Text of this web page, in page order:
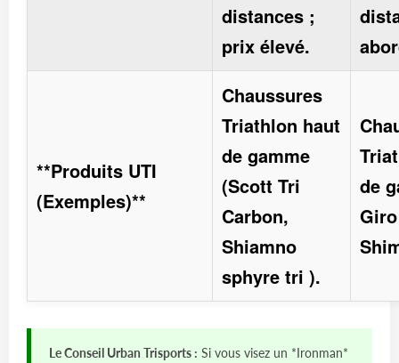
distances ;
prix élevé.
**Produits UTI
(Exemples)**
Chaussures
Triathlon haut
de gamme
(Scott Tri
Carbon,
Shiamno
sphyre tri ).
de
Le Conseil Urban Trisports : Si vous visez un *Ironman*